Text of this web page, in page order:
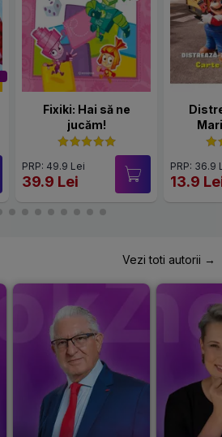
Fixiki: Hai să ne
jucăm!
PRP: 49.9 Lei
39.9 Lei
PRP: 36.9
13.9
Vezi toti autorii →